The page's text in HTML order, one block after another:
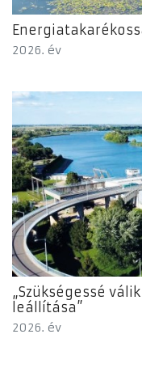
2026. év
„Szükségessé
leállítása”
2026. év